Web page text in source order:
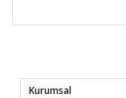
Kurumsal